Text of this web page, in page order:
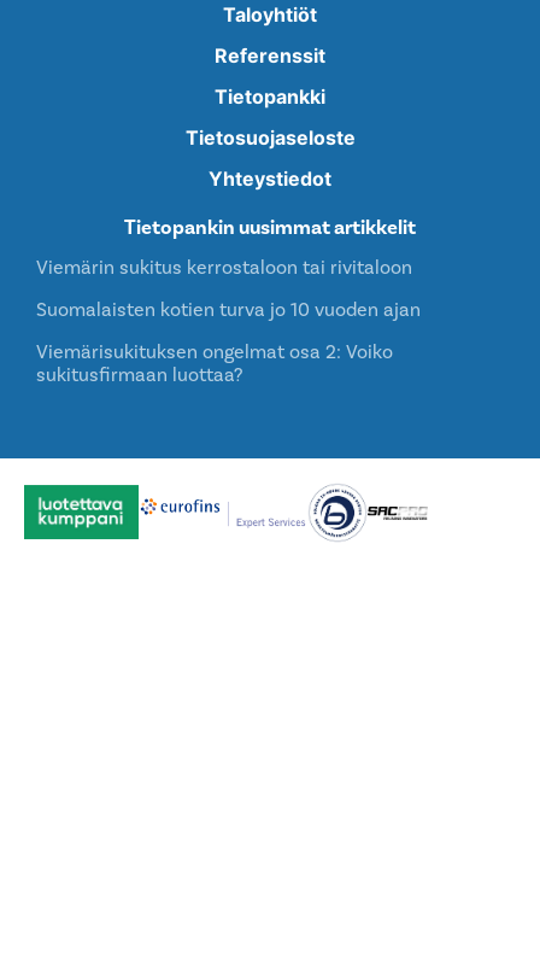
Taloyhtiöt
Referenssit
Tietopankki
Tietosuojaseloste
Yhteystiedot
Tietopankin uusimmat artikkelit
Viemärin sukitus kerrostaloon tai rivitaloon
Suomalaisten kotien turva jo 10 vuoden ajan
Viemärisukituksen ongelmat osa 2: Voiko
sukitusfirmaan luottaa?